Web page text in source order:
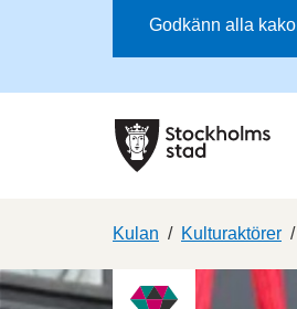
Godkänn alla
Kulan Kulturaktörer